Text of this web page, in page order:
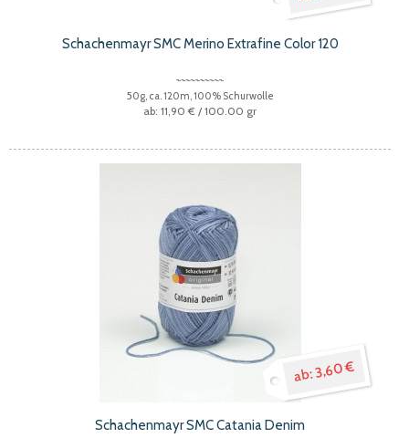
Schachenmayr SMC Merino Extrafine Color 120
50g, ca. 120m, 100% Schurwolle
11,90 € / 100.00 gr
3,60 €
Schachenmayr SMC Catania Denim